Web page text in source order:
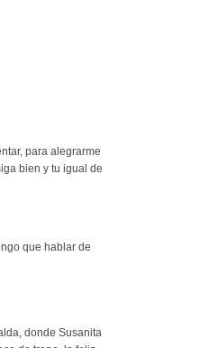
para alegrarme
bien y tu igual de
que hablar de
donde Susanita